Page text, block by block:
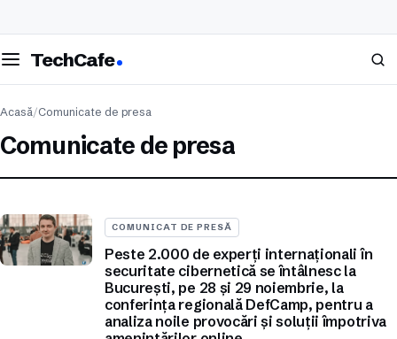
meniul
TechCafe Caută
Acasă/Comunicate de presa
Comunicate de presa
COMUNICAT DE PRESĂ
Peste 2.000 de experți internaționali în
securitate cibernetică se întâlnesc la
București, pe 28 și 29 noiembrie, la
conferința regională DefCamp, pentru a
analiza noile provocări și soluții împotriva